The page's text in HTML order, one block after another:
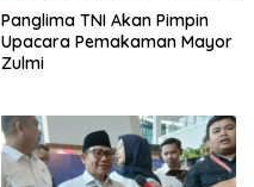
Panglima TNI Akan Pimpin
Upacara Pemakaman Mayor
Zulmi